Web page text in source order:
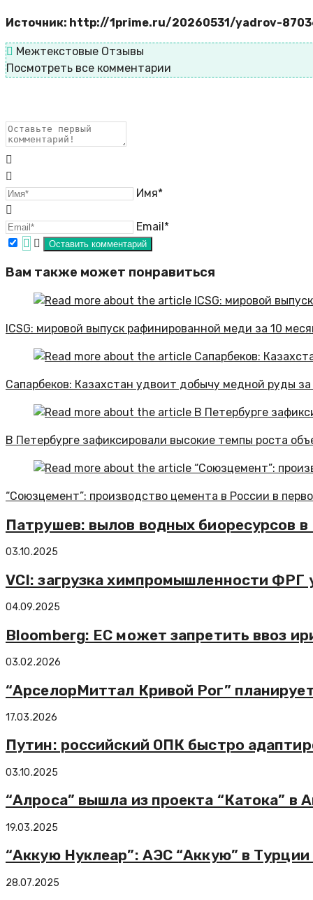
Источник: http://1prime.ru/20260531/yadrov-
Межтекстовые Отзывы
Посмотреть все комментарии
Имя*
Email*
Вам также может понравиться
ICSG: мировой выпуск рафинированной меди за 10
Сапарбеков: Казахстан удвоит добычу медной руды
В Петербурге зафиксировали высокие темпы роста
“Союзцемент”: производство цемента в России в
Патрушев: вылов водных биоресурсов
03.10.2025
VCI: загрузка химпромышленности ФРГ
04.09.2025
Bloomberg: ЕС может запретить ввоз
03.02.2026
“АрселорМиттал Кривой Рог”
17.03.2026
Путин: российский ОПК быстро
03.10.2025
“Алроса” вышла из проекта “Катока” в
19.03.2025
“Аккую Нуклеар”: АЭС “Аккую” в
28.07.2025